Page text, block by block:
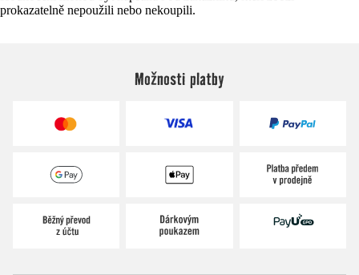
prokazatelně nepoužili nebo nekoupili.
Možnosti platby